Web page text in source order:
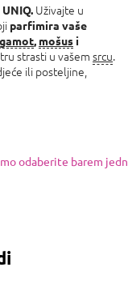
Uživajte u
parfimira vaše
, mošus i
strasti u vašemsrcu.
ili posteljine,
odaberite barem